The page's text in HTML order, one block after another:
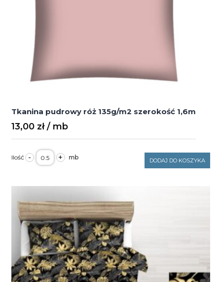
Tkanina pudrowy róż 135g/m2 szerokość 1,6m
13,00 zł
- ilość
Tkanina
pudrowy
+ DODAJ DO KOSZYKA